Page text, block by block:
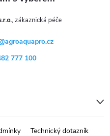
agroaquapro.cz
777 100
Technický dotazník